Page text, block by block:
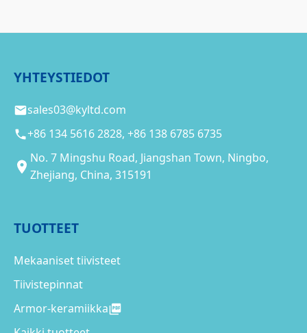
YHTEYSTIEDOT
sales03@kyltd.com
+86 134 5616 2828, +86 138 6785 6735
No. 7 Mingshu Road, Jiangshan Town, Ningbo,
Zhejiang, China, 315191
TUOTTEET
Mekaaniset tiivisteet
Tiivistepinnat
Armor-keramiikka